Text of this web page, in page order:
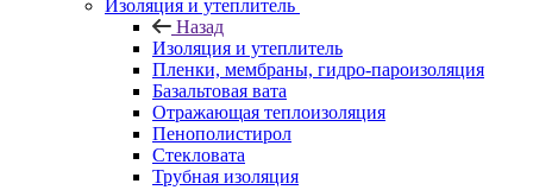
Изоляция и утеплитель
Назад
Изоляция и утеплитель
Пленки, мембраны, гидро-пароизоляция
Базальтовая вата
Отражающая теплоизоляция
Пенополистирол
Стекловата
Трубная изоляция